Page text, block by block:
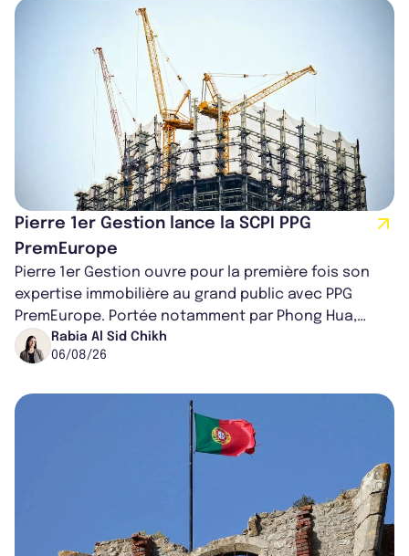
Pierre 1er Gestion lance la SCPI PPG
PremEurope
Pierre 1er Gestion ouvre pour la première fois son
expertise immobilière au grand public avec PPG
PremEurope. Portée notamment par Phong Hua,
ancien directeur des investissements d...
Rabia Al Sid Chikh
06/08/26